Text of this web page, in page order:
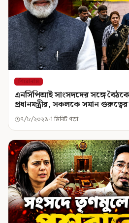
শিরোনাম
এনসিপিআই সাংসদদের সঙ্গে
প্রধানমন্ত্রীর, সকলকে সমান
৭/৮/২০২৬ 1 মিনিট পড়া